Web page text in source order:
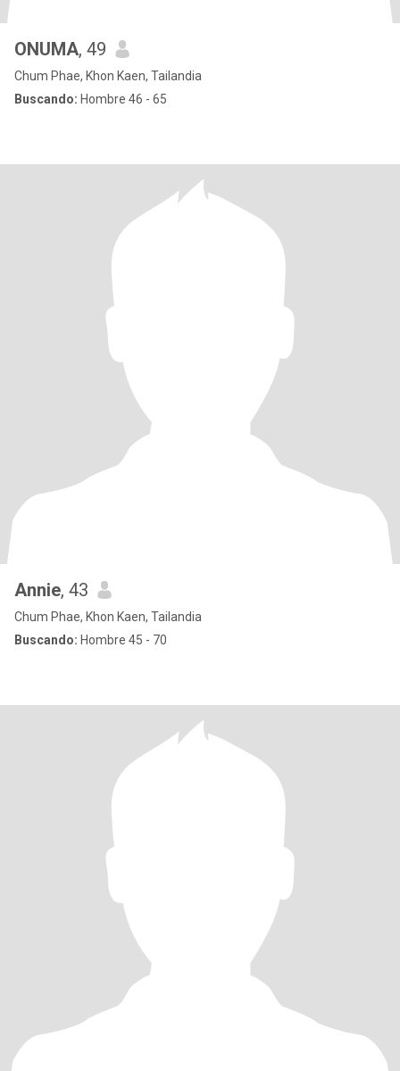
ONUMA, 49
Chum Phae, Khon Kaen, Tailandia
Buscando: Hombre 46 - 65
Annie, 43
Chum Phae, Khon Kaen, Tailandia
Buscando: Hombre 45 - 70